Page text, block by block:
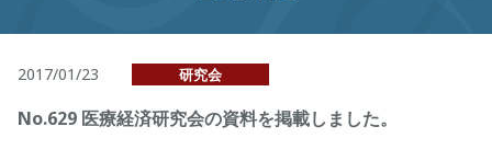
2017/01/23 研究会
No.629 医療経済研究会の資料を掲載しました。